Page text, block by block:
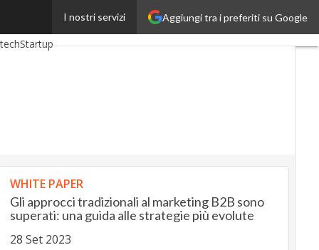
Aggiungi tra i preferiti su Google
I nostri servizi
InsuranceUp
Startup
WHITE PAPER
Gli approcci tradizionali al marketing B2B sono
superati: una guida alle strategie più evolute
28 Set 2023